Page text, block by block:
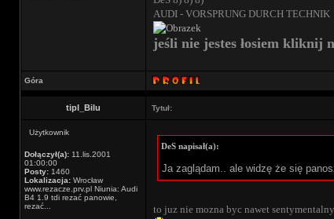
AUDI - VORSPRUNG DURCH TECHNIK
jeśli nie jestes łosiem kliknij
Góra
tipl_Bilu Tytuł:
Użytkownik
Dołączył(a): 11.lis.2001
01:00:00
Posty: 1460
Lokalizacja: Wrocław
www.rezacze.prv.pl Niunia: Audi
B4 1.9 tdi rezać panowie,
rezać...
DeS napisał(a):
Ja zaglądam.. ale widzę że się
to juz nie mozna byc nawet